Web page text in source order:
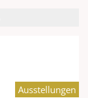
Ausstellungen